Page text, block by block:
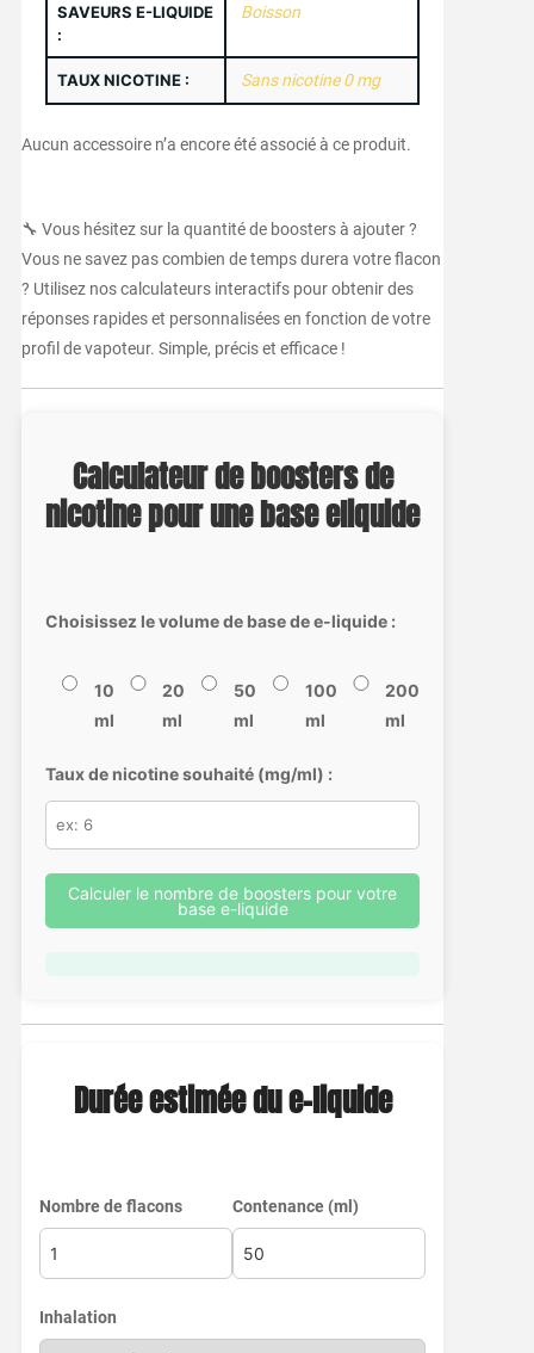
SAVEURS E-LIQUIDE
:
Boisson
TAUX NICOTINE : Sans nicotine 0 mg
Aucun accessoire n’a encore été associé à ce produit.
🔧 Vous hésitez sur la quantité de boosters à ajouter ?
Vous ne savez pas combien de temps durera votre flacon
? Utilisez nos calculateurs interactifs pour obtenir des
réponses rapides et personnalisées en fonction de votre
profil de vapoteur. Simple, précis et efficace !
Calculateur de boosters de
nicotine pour une base eliquide
Choisissez le volume de base de e-liquide :
10
ml
20
ml
50
ml
100
ml
200
ml
Taux de nicotine souhaité (mg/ml) :
Calculer le nombre de boosters pour votre
base e-liquide
Durée estimée du e-liquide
Nombre de flacons Contenance (ml)
Inhalation